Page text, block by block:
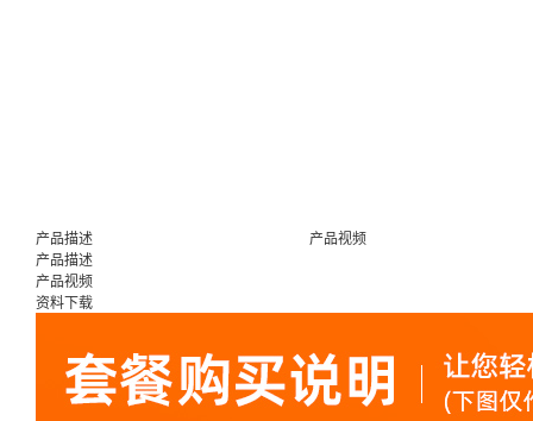
产品描述
产品视频
产品描述
产品视频
资料下载